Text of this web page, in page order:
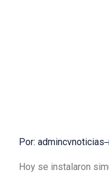
Por: admincvnoticias
Hoy se instalaron